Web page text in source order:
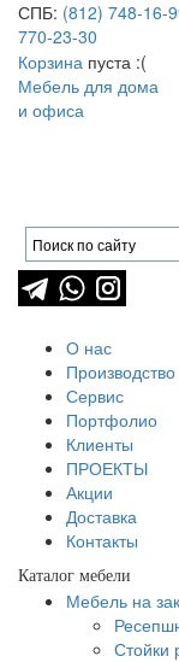
СПБ: (812) 748-16-
770-23-30
Корзина пуста :(
Мебель для дома
и офиса
О нас
Производство
Сервис
Портфолио
Клиенты
ПРОЕКТЫ
Акции
Доставка
Контакты
Каталог мебели
Мебель на
Стойки